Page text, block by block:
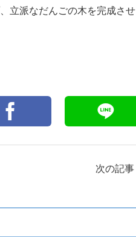
立派なだんごの木を完成させ
次の記事